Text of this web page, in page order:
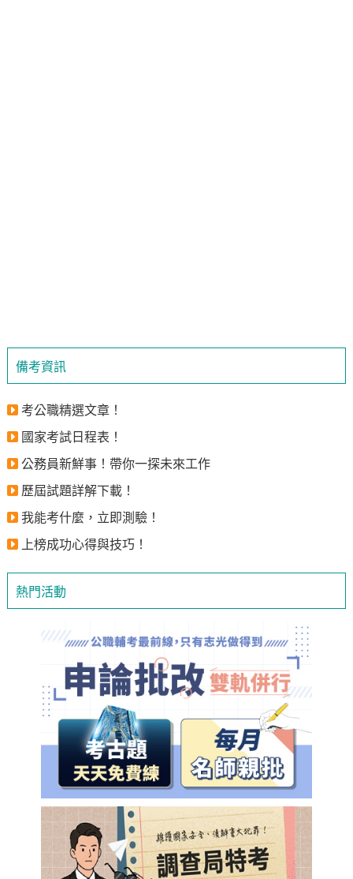
備考資訊
考公職精選文章！
國家考試日程表！
公務員新鮮事！帶你一探未來工作
歷屆試題詳解下載！
我能考什麼，立即測驗！
上榜成功心得與技巧！
熱門活動